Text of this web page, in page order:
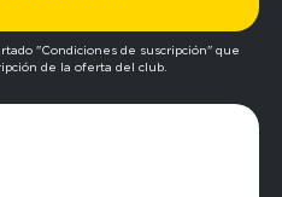
"Condiciones de suscripción" que
de la oferta del club.